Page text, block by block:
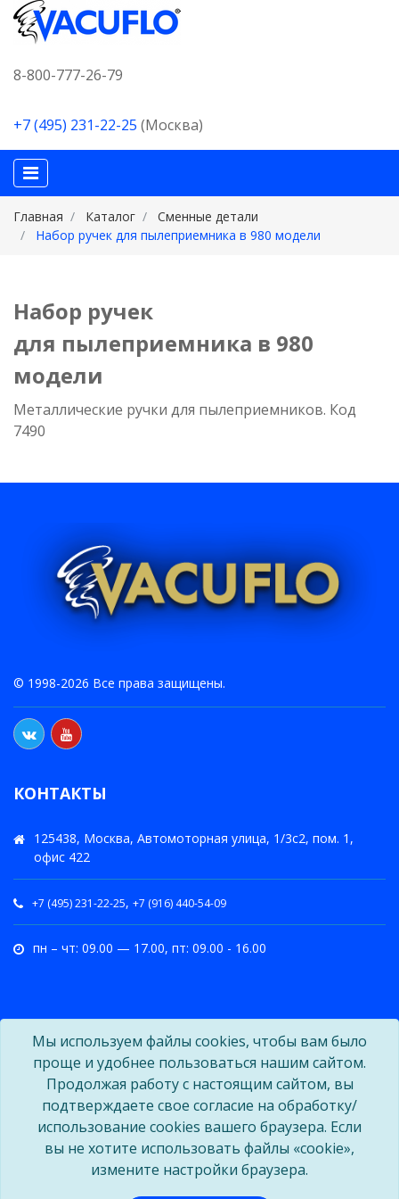
8-800-777-26-79
+7 (495) 231-22-25 (Москва)
Главная Каталог
Сменные детали
Набор ручек для пылеприемника в 980 модели
Набор ручек
для пылеприемника в 980
модели
Металлические ручки для пылеприемников. Код
7490
© 1998-2026 Все права защищены.
КОНТАКТЫ
125438, Москва, Автомоторная улица, 1/3с2, пом. 1,
офис 422
+7 (495) 231-22-25, +7 (916) 440-54-09
пн – чт: 09.00 — 17.00, пт: 09.00 - 16.00
Мы используем файлы cookies, чтобы вам было
проще и удобнее пользоваться нашим сайтом.
Продолжая работу с настоящим сайтом, вы
подтверждаете свое согласие на обработку/
использование cookies вашего браузера. Если
вы не хотите использовать файлы «cookie»,
измените настройки браузера.